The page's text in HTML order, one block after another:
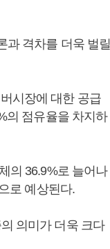
과 격차를 더욱 벌릴
시장에 대한 공급
의 점유율을 차지하
의 36.9%로 늘어나
로 예상된다.
의미가 더욱 크다